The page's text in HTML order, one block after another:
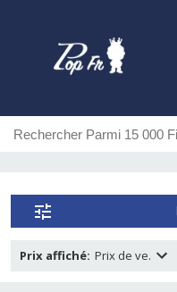
Prix affiché: Prix de ve.